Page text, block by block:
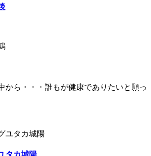
から・・・誰もが健康でありたいと願っ